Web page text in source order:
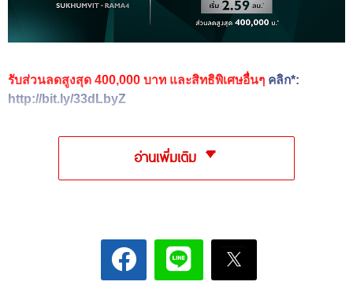
รับส่วนลดสูงสุด 400,000 บาท และสิทธิพิเศษอื่นๆ คลิก*:
http://bit.ly/33dLbyZ
อ่านเพิ่มเติม